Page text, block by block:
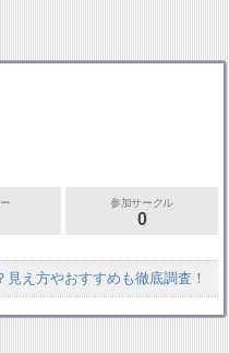
参加サークル
0
え方やおすすめも徹底調査！